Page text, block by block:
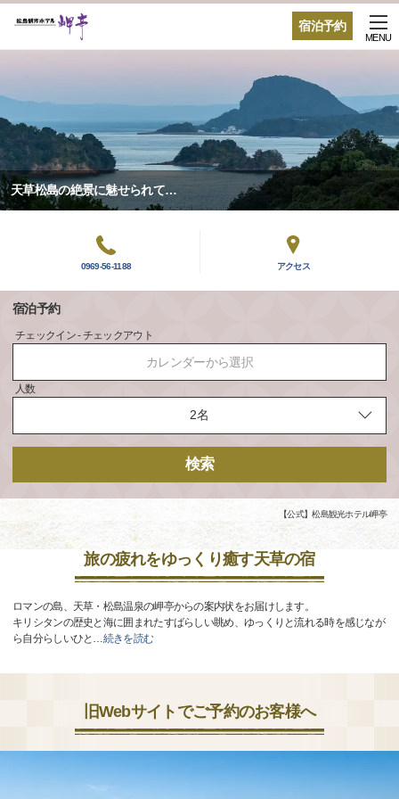
宿泊予約
MENU
天草松島の絶景に魅せられて…
0969-56-1188 アクセス
宿泊予約
チェックイン - チェックアウト
カレンダーから選択
人数
検索
【公式】松島観光ホテル岬亭
旅の疲れをゆっくり癒す天草の宿
ロマンの島、天草・松島温泉の岬亭からの案内状をお届けします。
キリシタンの歴史と海に囲まれたすばらしい眺め、ゆっくりと流れる時を感じなが
ら自分らしいひと …続きを読む
旧Webサイトでご予約のお客様へ